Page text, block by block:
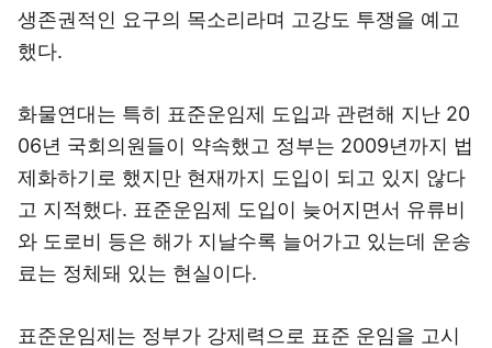
생존권적인 요구의 목소리라며 고강도 투쟁을 예고
했다.
화물연대는 특히 표준운임제 도입과 관련해 지난 20
06년 국회의원들이 약속했고 정부는 2009년까지 법
제화하기로 했지만 현재까지 도입이 되고 있지 않다
고 지적했다. 표준운임제 도입이 늦어지면서 유류비
와 도로비 등은 해가 지날수록 늘어가고 있는데 운송
료는 정체돼 있는 현실이다.
표준운임제는 정부가 강제력으로 표준 운임을 고시